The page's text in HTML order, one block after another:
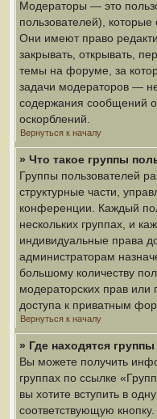
Модераторы — это
пользователей),
Они имеют право
закрывать, открывать,
темы на форуме, за
задачи модераторов — не
содержания сообщений
оскорблений.
Вернуться к началу
» Что такое группы
Группы пользователей
структурные части,
конференции. Каждый
нескольких группах, и
индивидуальные права
администраторам
большому количеству
модераторских прав или
доступа к приватным
Вернуться к началу
» Где находятся
Вы можете получить
группах по ссылке
вы хотите вступить в
соответствующую